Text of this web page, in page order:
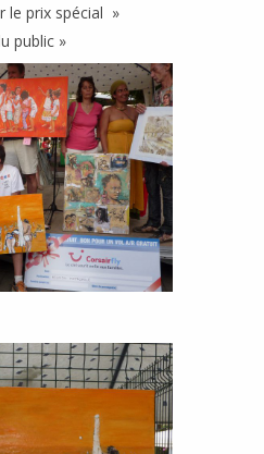
le prix spécial »
public »